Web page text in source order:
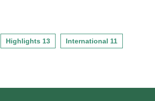
Highlights 13 International 11